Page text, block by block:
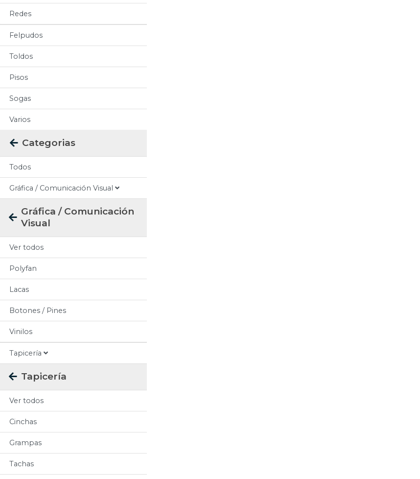
Redes
Felpudos
Toldos
Pisos
Sogas
Varios
Categorias
Todos
Gráfica / Comunicación Visual
Gráfica / Comunicación
Visual
Ver todos
Polyfan
Lacas
Botones / Pines
Vinilos
Tapicería
Tapicería
Ver todos
Cinchas
Grampas
Tachas